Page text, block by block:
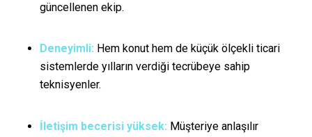
güncellenen ekip.
Deneyimli: Hem konut hem de küçük ölçekli ticari
sistemlerde yılların verdiği tecrübeye sahip
teknisyenler.
İletişim becerisi yüksek: Müşteriye anlaşılır